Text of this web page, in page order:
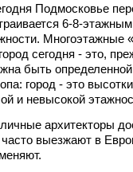
Подмосковье
6-8-
Многоэтажные
сегодня - это,
быть определенной
город - это
и невысокой
архитекторы
выезжают в